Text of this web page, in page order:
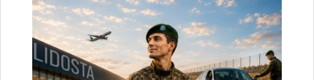
uzlabotu vietnes darbību un
pakalpojumus)
Reģistrē unikālu ID, kas tiek izmantots
statistisko datu iegūšanai par to, kā